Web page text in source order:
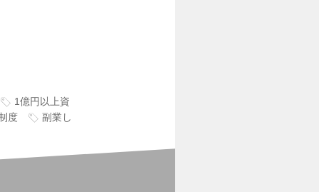
1億円以上資
度
副業し